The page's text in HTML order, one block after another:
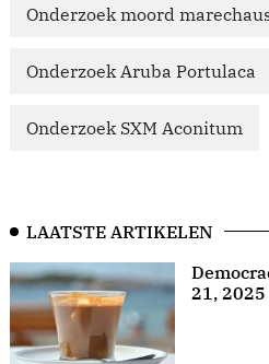
Onderzoek moord
Onderzoek Aruba Portulaca
Onderzoek SXM Aconitum
LAATSTE ARTIKELEN
21, 2025